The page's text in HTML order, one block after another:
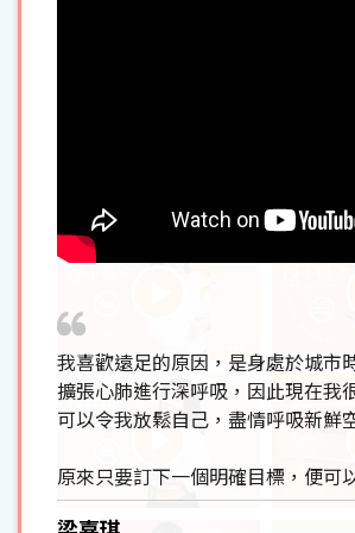
我喜歡遠足的原因，是身處於城市
擴張心肺進行深呼吸，因此現在我
可以令我放鬆自己，盡情呼吸新鮮
原來只要訂下一個明確目標，便可